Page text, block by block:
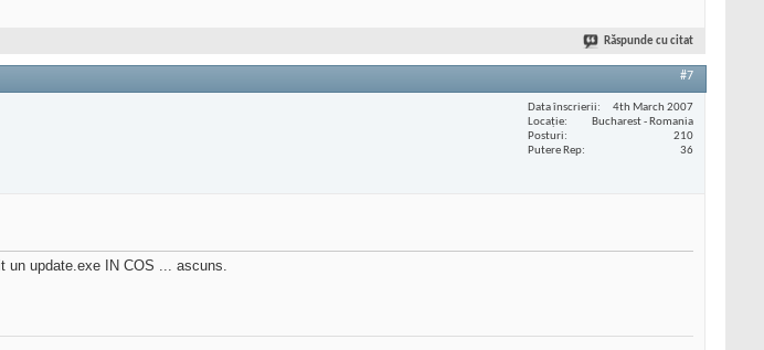
Răspunde cu citat
#7
Data înscrierii
4th March 2007
Locaţie
Bucharest - Romania
Posturi
210
Putere Rep
36
un update.exe IN COS ... ascuns.